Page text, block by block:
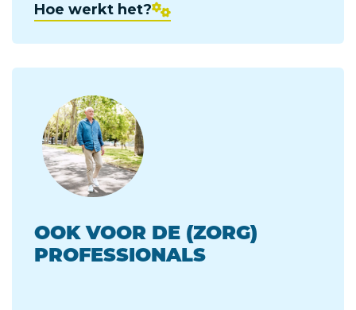
Hoe werkt het?
OOK VOOR DE (ZORG)
PROFESSIONALS